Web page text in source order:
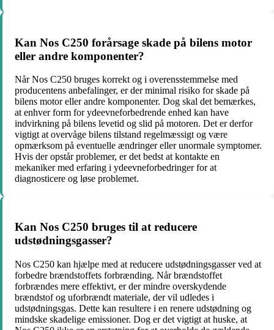
Kan Nos C250 forårsage skade på bilens motor
eller andre komponenter?
Når Nos C250 bruges korrekt og i overensstemmelse med
producentens anbefalinger, er der minimal risiko for skade på
bilens motor eller andre komponenter. Dog skal det bemærkes,
at enhver form for ydeevneforbedrende enhed kan have
indvirkning på bilens levetid og slid på motoren. Det er derfor
vigtigt at overvåge bilens tilstand regelmæssigt og være
opmærksom på eventuelle ændringer eller unormale symptomer.
Hvis der opstår problemer, er det bedst at kontakte en
mekaniker med erfaring i ydeevneforbedringer for at
diagnosticere og løse problemet.
Kan Nos C250 bruges til at reducere
udstødningsgasser?
Nos C250 kan hjælpe med at reducere udstødningsgasser ved at
forbedre brændstoffets forbrænding. Når brændstoffet
forbrændes mere effektivt, er der mindre overskydende
brændstof og uforbrændt materiale, der vil udledes i
udstødningsgas. Dette kan resultere i en renere udstødning og
mindske skadelige emissioner. Dog er det vigtigt at huske, at